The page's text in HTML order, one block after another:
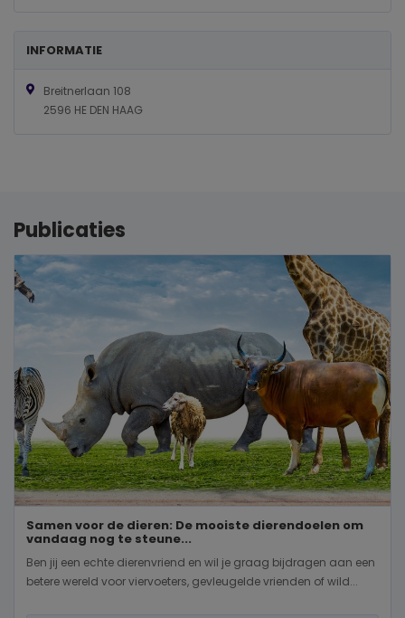
INFORMATIE
Breitnerlaan 108
2596 HE DEN HAAG
Publicaties
Samen voor de dieren: De mooiste dierendoelen om
vandaag nog te steune...
Ben jij een echte dierenvriend en wil je graag bijdragen aan een
betere wereld voor viervoeters, gevleugelde vrienden of wild...